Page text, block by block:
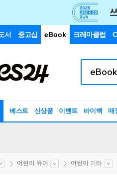
서 중고샵 eBook 크레마클럽
베스트 신상품 이벤트 바이백 매
어린이 유아 어린이 기타